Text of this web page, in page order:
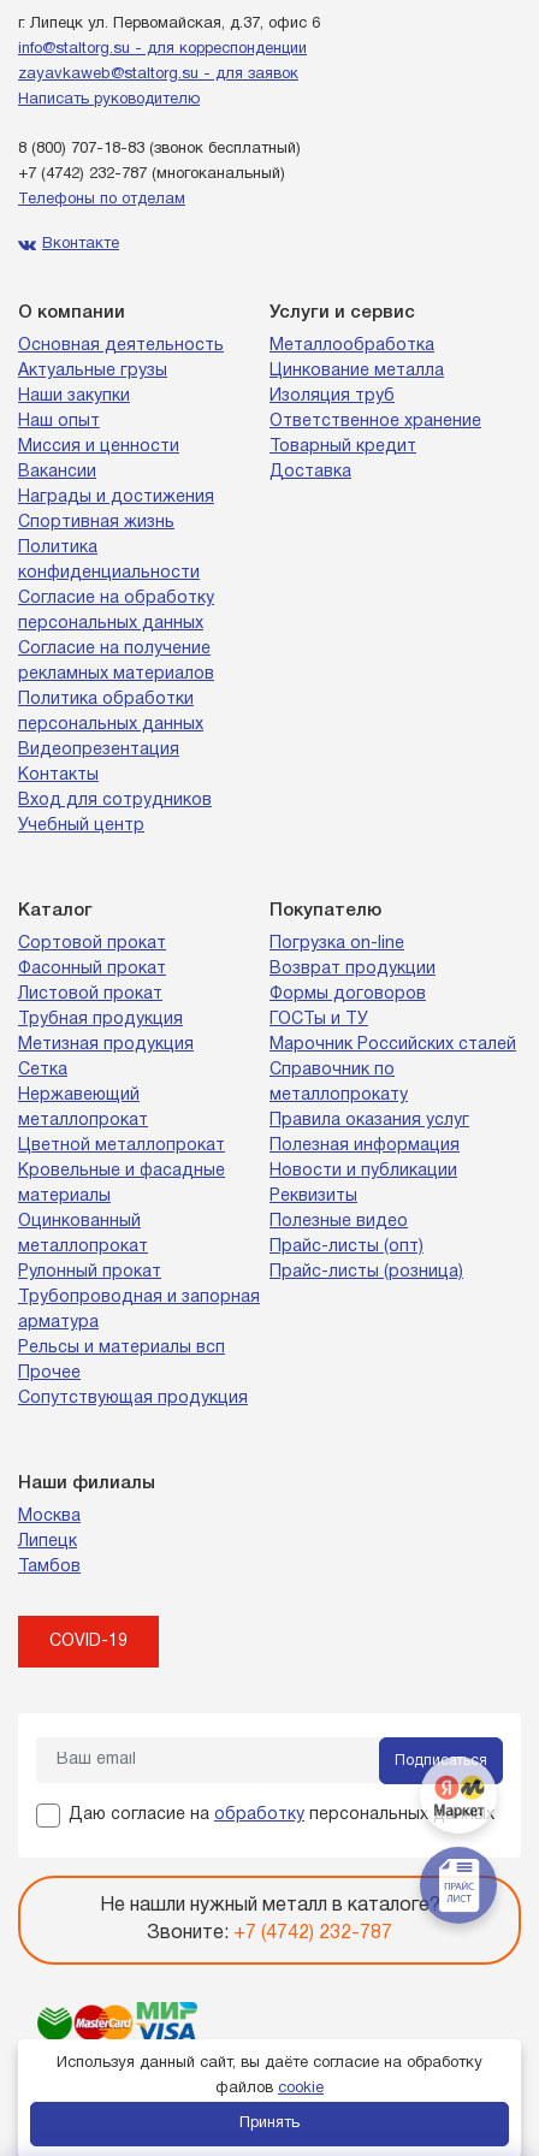
г. Липецк ул. Первомайская, д.37, офис 6
info@staltorg.su - для корреспонденции
zayavkaweb@staltorg.su - для заявок
Написать руководителю
8 (800) 707-18-83 (звонок бесплатный)
+7 (4742) 232-787 (многоканальный)
Телефоны по отделам
Вконтакте
О компании
Основная деятельность
Актуальные грузы
Наши закупки
Наш опыт
Миссия и ценности
Вакансии
Награды и достижения
Спортивная жизнь
Политика
конфиденциальности
Согласие на обработку
персональных данных
Согласие на получение
рекламных материалов
Политика обработки
персональных данных
Видеопрезентация
Контакты
Вход для сотрудников
Учебный центр
Услуги и сервис
Металлообработка
Цинкование металла
Изоляция труб
Ответственное хранение
Товарный кредит
Доставка
Каталог
Сортовой прокат
Фасонный прокат
Листовой прокат
Трубная продукция
Метизная продукция
Сетка
Нержавеющий
металлопрокат
Цветной металлопрокат
Кровельные и фасадные
материалы
Оцинкованный
металлопрокат
Рулонный прокат
Трубопроводная и запорная
арматура
Рельсы и материалы всп
Прочее
Сопутствующая продукция
Покупателю
Погрузка on-line
Возврат продукции
Формы договоров
ГОСТы и ТУ
Марочник Российских сталей
Справочник по
металлопрокату
Правила оказания услуг
Полезная информация
Новости и публикации
Реквизиты
Полезные видео
Прайс-листы (опт)
Прайс-листы (розница)
Наши филиалы
Москва
Липецк
Тамбов
COVID-19
Подписаться
Даю согласие на обработку персональных данных
Не нашли нужный металл в каталоге?
Звоните: +7 (4742) 232-787
Используя данный сайт, вы даёте согласие на обработку
файлов cookie
Принять